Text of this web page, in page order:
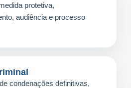
protetiva,
audiência e processo
condenações definitivas,